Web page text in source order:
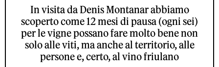
In visita da Denis Montanar abbiamo
scoperto come 12 mesi di pausa (ogni sei)
per le vigne possano fare molto bene non
solo alle viti, ma anche al territorio, alle
persone e, certo, al vino friulano